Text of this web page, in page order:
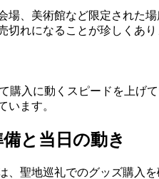
、美術館など限定された
れになることが珍しくあり
入に動くスピードを上げ
います。
と当日の動き
聖地巡礼でのグッズ購入